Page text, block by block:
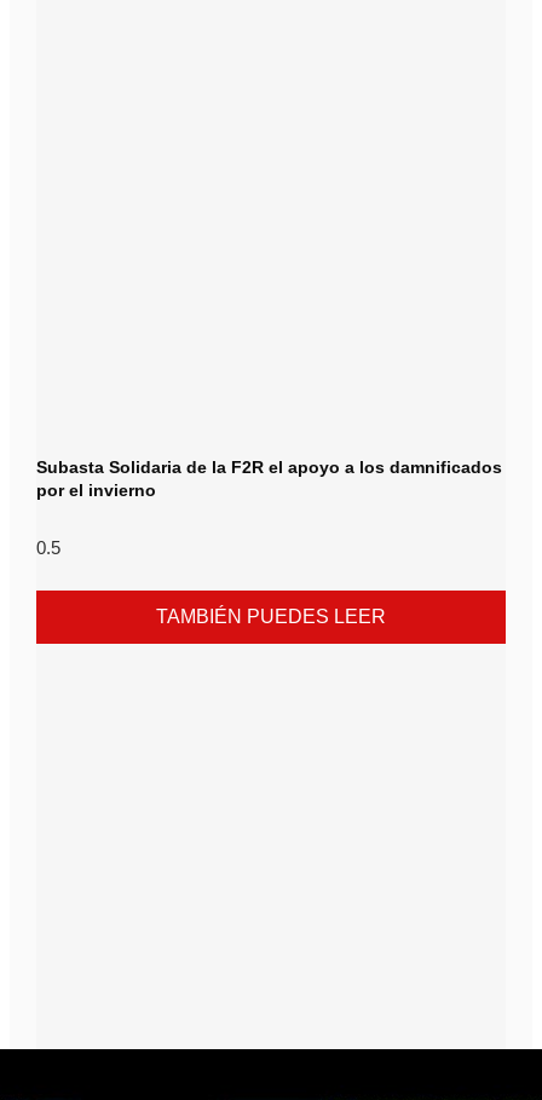
Subasta Solidaria de la F2R el apoyo a los damnificados
por el invierno
TAMBIÉN PUEDES LEER